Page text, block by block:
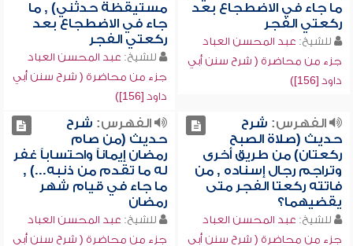
ما جاء في الاضطجاع بعد
ركعتي الفجر
للشيخ: عبد المحسن العباد
جزء من محاضرة ( شرح سنن أبي
داود [156])
مستيقظة حدثني) , ما
جاء في الاضطجاع بعد
ركعتي الفجر
للشيخ: عبد المحسن العباد
جزء من محاضرة ( شرح سنن أبي
داود [156])
الفهرس: شرح
حديث (صلاة الصبح
ركعتان) من طريق أخرى
وتراجم رجال إسناده , من
فاتته ركعتا الفجر متى
يقضيهما؟
للشيخ: عبد المحسن العباد
جزء من محاضرة ( شرح سنن أبي
الفهرس: شرح
حديث (من صام
رمضان إيماناً واحتساباً غفر
له ما تقدم من ذنبه...) ,
ما جاء في قيام شهر
رمضان
للشيخ: عبد المحسن العباد
جزء من محاضرة ( شرح سنن أبي